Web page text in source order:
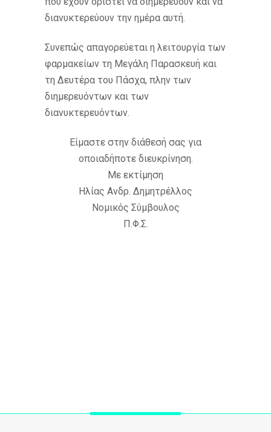
διανυκτερεύουν την ημέρα αυτή.
Συνεπώς απαγορεύεται η λειτουργία των
φαρμακείων τη Μεγάλη Παρασκευή και
τη Δευτέρα του Πάσχα, πλην των
διημερευόντων και των
διανυκτερευόντων.
Είμαστε στην διάθεσή σας για
οποιαδήποτε διευκρίνηση.
Με εκτίμηση
Ηλίας Ανδρ. Δημητρέλλος
Νομικός Σύμβουλος
Π.Φ.Σ.